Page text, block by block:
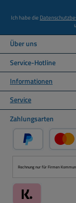
Ich habe die
Über uns
Service-Hotline
Informationen
Service
Zahlungsarten
PayPal
Rechnung nur für Firmen